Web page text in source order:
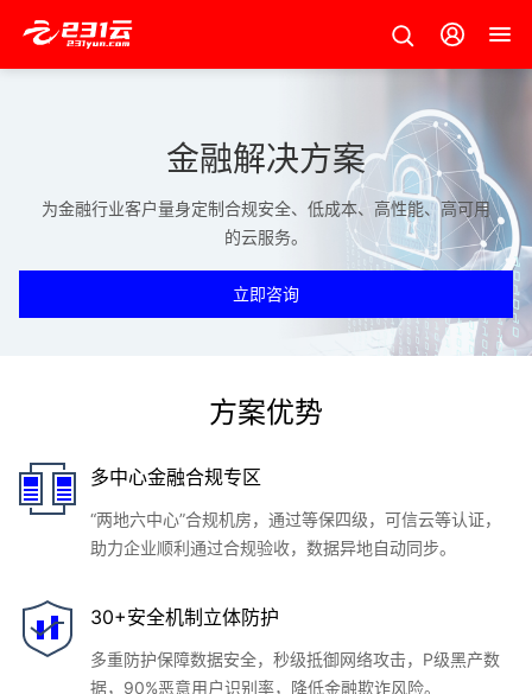
金融解决方案
为金融行业客户量身定制合规安全、低成本、高性能、高可用
的云服务。
立即咨询
方案优势
多中心金融合规专区
“两地六中心”合规机房，通过等保四级，可信云等认证，
助力企业顺利通过合规验收，数据异地自动同步。
30+安全机制立体防护
多重防护保障数据安全，秒级抵御网络攻击，P级黑产数
据，90%恶意用户识别率，降低金融欺诈风险。